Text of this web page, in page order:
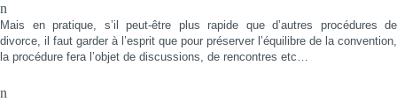
n
Mais en pratique, s’il peut-être plus rapide que d’autres procédures de
divorce, il faut garder à l’esprit que pour préserver l’équilibre de la convention,
la procédure fera l’objet de discussions, de rencontres etc…
n